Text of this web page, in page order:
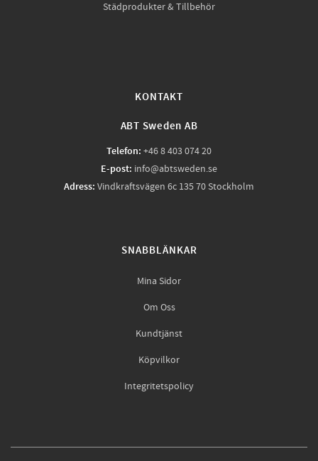
Städprodukter & Tillbehör
KONTAKT
ABT Sweden AB
Telefon: +46 8 403 074 20
E-post: info@abtsweden.se
Adress: Vindkraftsvägen 6c 135 70 Stockholm
SNABBLÄNKAR
Mina Sidor
Om Oss
Kundtjänst
Köpvilkor
Integritetspolicy